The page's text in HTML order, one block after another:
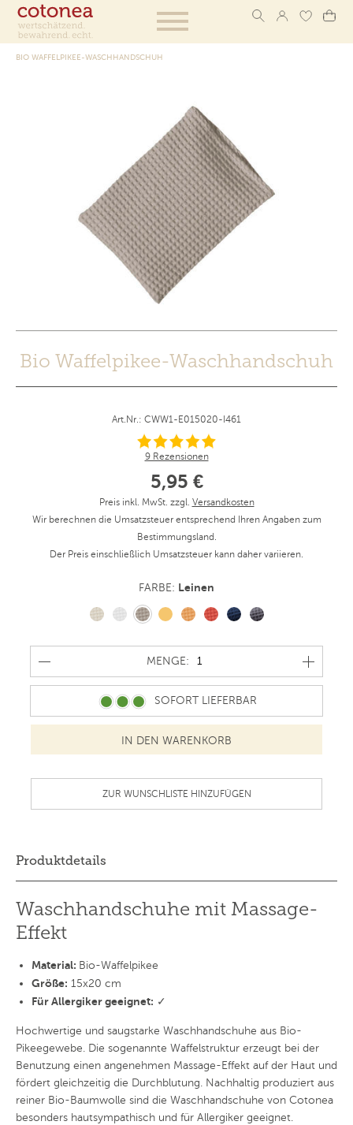
BIO WAFFELPIKEE-WASCHHANDSCHUH
Bio Waffelpikee-Waschhandschuh
Art.Nr.: CWW1-E015020-I461
9 Rezensionen
5,95 €
Preis inkl. MwSt. zzgl. Versandkosten
Wir berechnen die Umsatzsteuer entsprechend Ihren Angaben zum
Bestimmungsland.
Der Preis einschließlich Umsatzsteuer kann daher variieren.
FARBE: Leinen
MENGE: MENGE
SOFORT LIEFERBAR
ZUR WUNSCHLISTE HINZUFÜGEN
Produktdetails
Waschhandschuhe mit Massage-
Effekt
Material: Bio-Waffelpikee
Größe: 15x20 cm
Für Allergiker geeignet: ✓
Hochwertige und saugstarke Waschhandschuhe aus Bio-
Pikeegewebe. Die sogenannte Waffelstruktur erzeugt bei der
Benutzung einen angenehmen Massage-Effekt auf der Haut und
fördert gleichzeitig die Durchblutung. Nachhaltig produziert aus
reiner Bio-Baumwolle sind die Waschhandschuhe von Cotonea
besonders hautsympathisch und für Allergiker geeignet.